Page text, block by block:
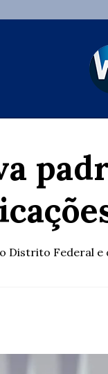
Distrito Federal